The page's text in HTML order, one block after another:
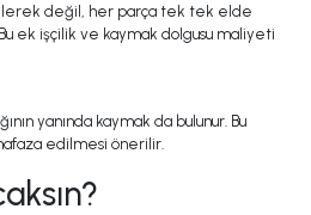
değil, her parça tek tek elde
ek işçilik ve kaymak dolgusu maliyeti
yanında kaymak da bulunur. Bu
edilmesi önerilir.